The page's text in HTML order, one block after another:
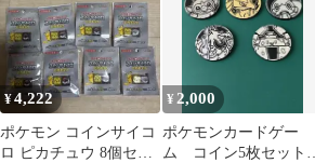
¥4,222
ポケモン コインサイコ
ロ ピカチュウ 8個セッ
¥ 2,000
ポケモンカードゲー
ム コイン5枚セット